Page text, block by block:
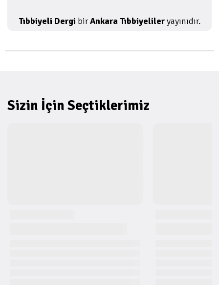
Tıbbiyeli Dergi birAnkara Tıbbiyelileryayınıdır.
Sizin İçin Seçtiklerimiz